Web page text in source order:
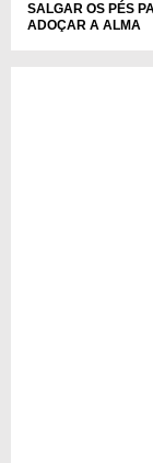
SALGAR OS PÉS
ADOÇAR A ALMA